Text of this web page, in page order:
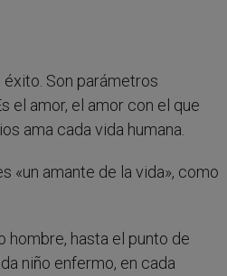
Son parámetros
el amor, el amor con el que
ama cada vida humana.
«un amante de la vida», como
hombre, hasta el punto de
niño enfermo, en cada